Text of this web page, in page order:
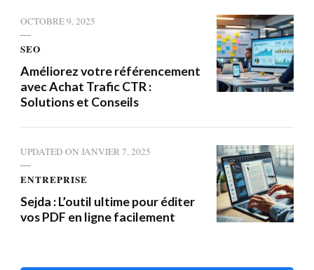
OCTOBRE 9, 2025
SEO
Améliorez votre référencement
avec Achat Trafic CTR :
Solutions et Conseils
UPDATED ON JANVIER 7, 2025
ENTREPRISE
Sejda : L’outil ultime pour éditer
vos PDF en ligne facilement